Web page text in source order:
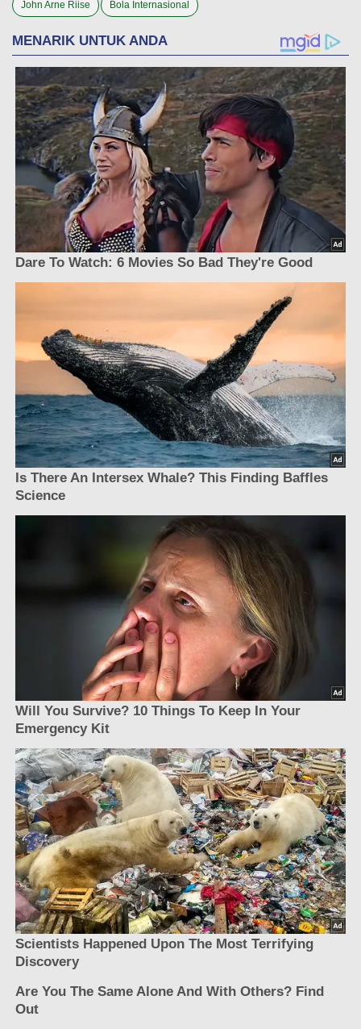
John Arne Riise Bola Internasional